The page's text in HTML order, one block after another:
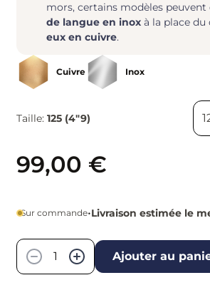
mors, certains modèles
de langue en inoxà la place du
eux en cuivre.
Cuivre Inox
Taille: 125 (4"9)
99,00 €
Sur commande•Livraison estimée le
−
+ Ajouter au